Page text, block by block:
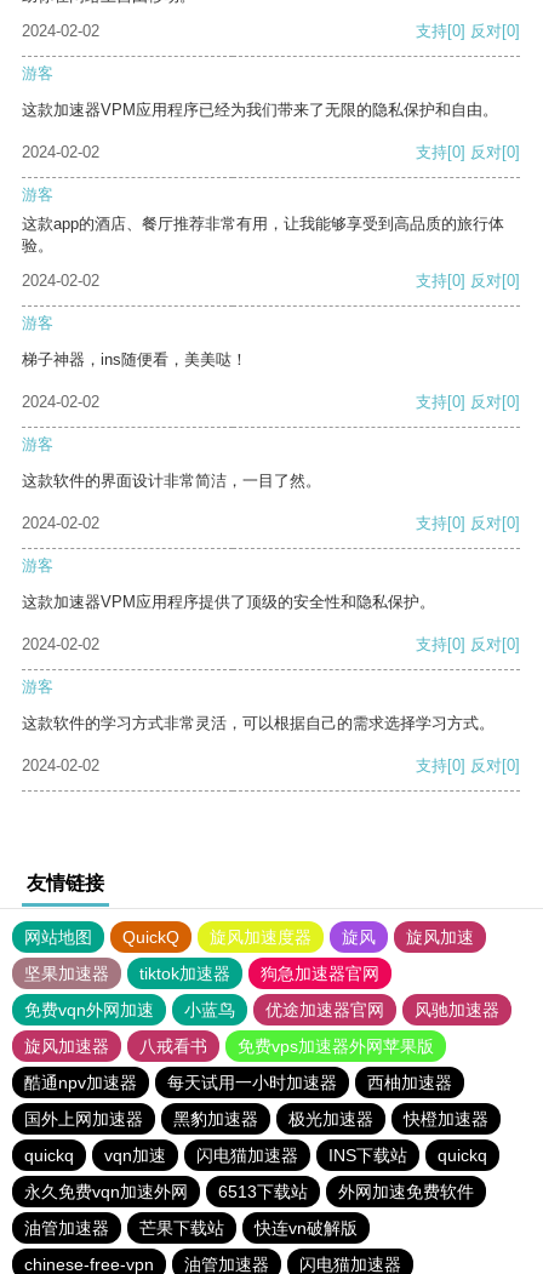
2024-02-02
支持[0] 反对[0]
游客
这款加速器VPM应用程序已经为我们带来了无限的隐私保护和自由。
2024-02-02 支持[0] 反对[0]
游客
这款app的酒店、餐厅推荐非常有用，让我能够享受到高品质的旅行体
验。
2024-02-02
支持[0] 反对[0]
游客
梯子神器，ins随便看，美美哒！
2024-02-02 支持[0] 反对[0]
游客
这款软件的界面设计非常简洁，一目了然。
2024-02-02 支持[0] 反对[0]
游客
这款加速器VPM应用程序提供了顶级的安全性和隐私保护。
2024-02-02 支持[0] 反对[0]
游客
这款软件的学习方式非常灵活，可以根据自己的需求选择学习方式。
2024-02-02 支持[0] 反对[0]
友情链接
网站地图 QuickQ 旋风加速度器 旋风
旋风加速
坚果加速器
tiktok加速器
狗急加速器官网
免费vqn外网加速
小蓝鸟 优途加速器官网
风驰加速器
旋风加速器
八戒看书
免费vps加速器外网苹果版
酷通npv加速器
每天试用一小时加速器
西柚加速器
国外上网加速器
黑豹加速器 极光加速器
快橙加速器
quickq
vqn加速 闪电猫加速器 INS下载站
quickq
永久免费vqn加速外网
6513下载站
外网加速免费软件
油管加速器
芒果下载站
快连vn破解版
chinese-free-vpn
油管加速器 闪电猫加速器